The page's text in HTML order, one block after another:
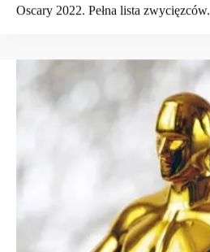
Oscary 2022. Pełna lista zwycięzców.